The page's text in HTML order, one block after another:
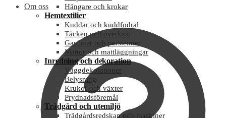
Om oss
Hängare och krokar
Hemtextilier
Kuddar och kuddfodral
Täcken och överkast
Gardiner och persienner
Mattor och mattläggningar
Inredning och dekoration
Väggdekorationer
Belysning
Krukor och växter
Prydnadsföremål
Trädgård och utemiljö
Trädgårdsredskap och maskiner